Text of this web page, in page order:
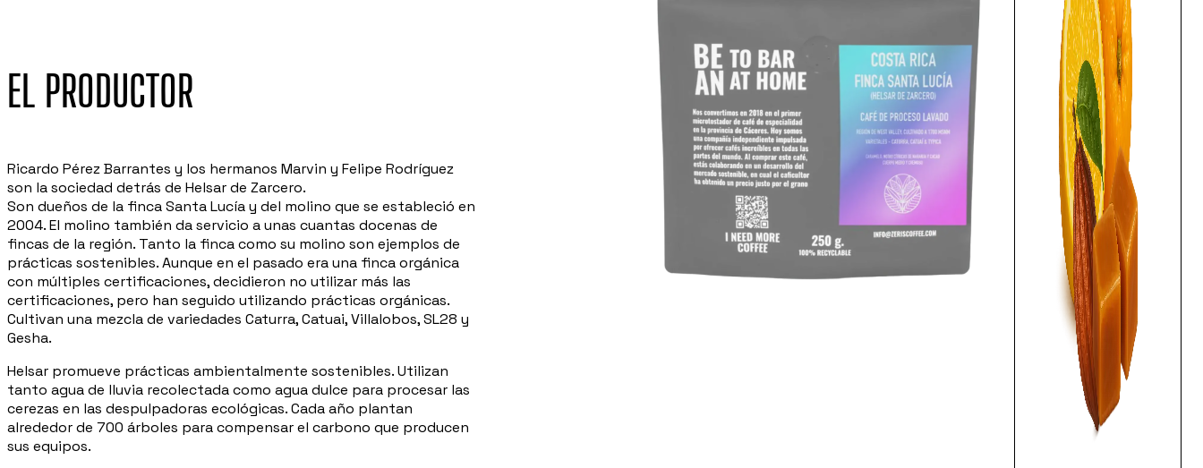
EL PRODUCTOR
Ricardo Pérez Barrantes y los hermanos Marvin y Felipe Rodríguez
son la sociedad detrás de Helsar de Zarcero.
Son dueños de la finca Santa Lucía y del molino que se estableció en
2004. El molino también da servicio a unas cuantas docenas de
fincas de la región. Tanto la finca como su molino son ejemplos de
prácticas sostenibles. Aunque en el pasado era una finca orgánica
con múltiples certificaciones, decidieron no utilizar más las
certificaciones, pero han seguido utilizando prácticas orgánicas.
Cultivan una mezcla de variedades Caturra, Catuai, Villalobos, SL28 y
Gesha.
Helsar promueve prácticas ambientalmente sostenibles. Utilizan
tanto agua de lluvia recolectada como agua dulce para procesar las
cerezas en las despulpadoras ecológicas. Cada año plantan
alrededor de 700 árboles para compensar el carbono que producen
sus equipos.